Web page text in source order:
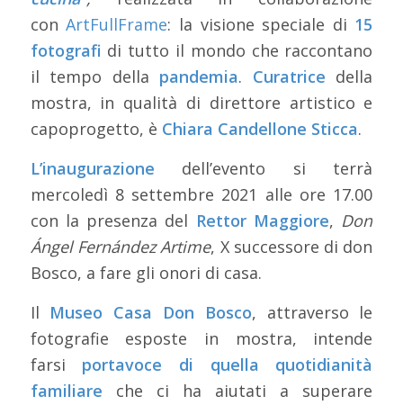
conArtFullFrame: la visione speciale di 15
fotografi di tutto il mondo che raccontano
il tempo della pandemia. Curatrice della
mostra, in qualità di direttore artistico e
capoprogetto, è Chiara Candellone Sticca.
L’inaugurazione dell’evento si terrà
mercoledì 8 settembre 2021 alle ore 17.00
con la presenza del Rettor Maggiore, Don
Ángel Fernández Artime, X successore di don
Bosco, a fare gli onori di casa.
Il Museo Casa Don Bosco, attraverso le
fotografie esposte in mostra, intende
farsi portavoce di quella quotidianità
familiare che ci ha aiutati a superare